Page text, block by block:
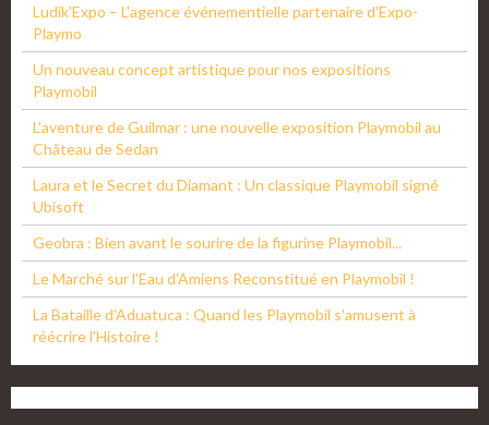
Ludik'Expo – L'agence événementielle partenaire d'Expo-
Playmo
Un nouveau concept artistique pour nos expositions
Playmobil
L'aventure de Guilmar : une nouvelle exposition Playmobil au
Château de Sedan
Laura et le Secret du Diamant : Un classique Playmobil signé
Ubisoft
Geobra : Bien avant le sourire de la figurine Playmobil...
Le Marché sur l'Eau d'Amiens Reconstitué en Playmobil !
La Bataille d'Aduatuca : Quand les Playmobil s'amusent à
réécrire l'Histoire !